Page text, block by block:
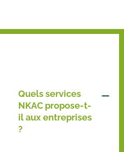
Quels services
NKAC propose-t-
il aux entreprises
?